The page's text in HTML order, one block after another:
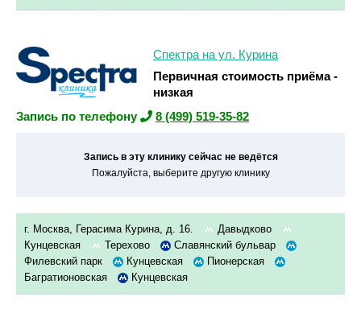
Спектра на ул. Курина
Первичная стоимость приёма -
низкая
Запись по телефону
8 (499) 519-35-82
Запись в эту клинику сейчас не ведётся
Пожалуйста, выберите другую клинику
г. Москва, Герасима Курина, д. 16.
Давыдково
Кунцевская
Терехово
Славянский бульвар
Филевский парк
Кунцевская
Пионерская
Багратионовская
Кунцевская